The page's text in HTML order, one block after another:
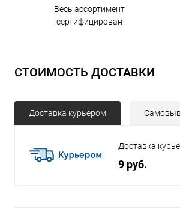
Весь ассортимент
сертифицирован
СТОИМОСТЬ ДОСТАВКИ
Доставка курьером
Доставка
9 руб.